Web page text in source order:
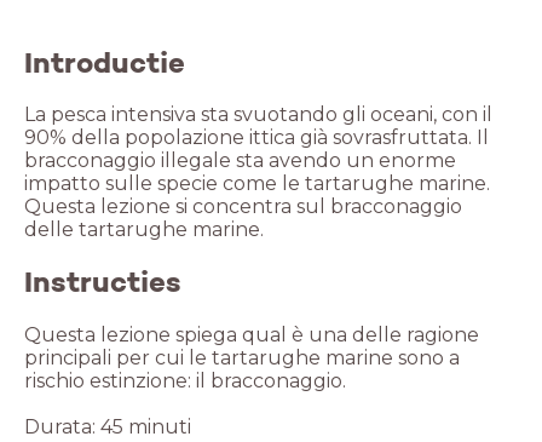
Introductie
La pesca intensiva sta svuotando gli oceani, con il
90% della popolazione ittica già sovrasfruttata. Il
bracconaggio illegale sta avendo un enorme
impatto sulle specie come le tartarughe marine.
Questa lezione si concentra sul bracconaggio
delle tartarughe marine.
Instructies
Questa lezione spiega qual è una delle ragione
principali per cui le tartarughe marine sono a
rischio estinzione: il bracconaggio.
Durata: 45 minuti